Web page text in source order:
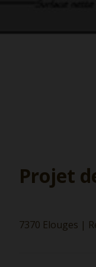
Projet
7370 Elouges |